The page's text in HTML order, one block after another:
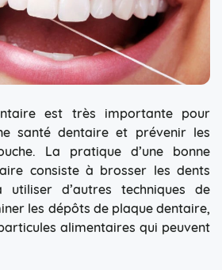
est très importante pour
santé dentaire et prévenir les
La pratique d’une bonne
consiste à brosser les dents
d’autres techniques de
les dépôts de plaque dentaire,
alimentaires qui peuvent